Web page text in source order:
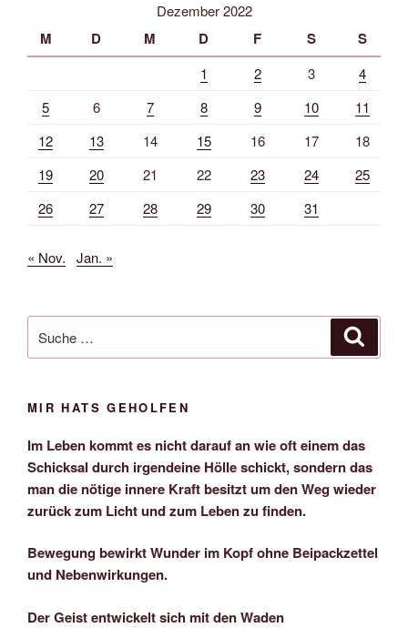
Dezember 2022
M D M D F S S
1 2 3
4
5
6 7 8 9 10
11
12
13 14 15 16 17
18
19
20 21 22 23 24
25
26
27 28 29 30 31
« Nov. Jan. »
nach:
MIR HATS GEHOLFEN
Im Leben kommt es nicht darauf an wie oft einem das
Schicksal durch irgendeine Hölle schickt, sondern das
man die nötige innere Kraft besitzt um den Weg wieder
zurück zum Licht und zum Leben zu finden.
Bewegung bewirkt Wunder im Kopf ohne Beipackzettel
und Nebenwirkungen.
Der Geist entwickelt sich mit den Waden